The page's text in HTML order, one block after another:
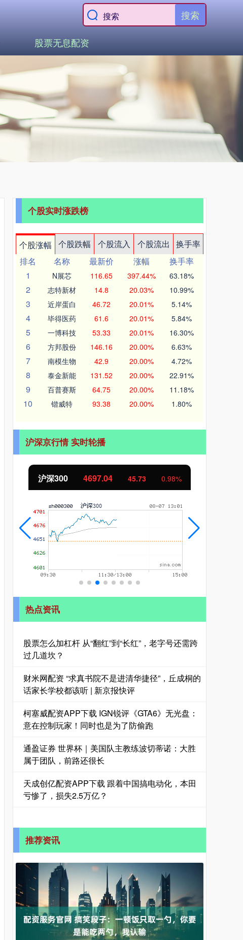
搜索
股票无息配资
个股实时涨跌榜
个股涨幅 个股跌幅 个股流入 个股流出
换手率
排名
名称 最新价 涨幅
换手率
1
N展芯 116.65 397.44% 63.18%
2 志特新材 14.8 20.03% 10.99%
3 近岸蛋白 46.72 20.01% 5.14%
4 毕得医药 61.6 20.01% 5.84%
5 一博科技 53.33 20.01% 16.30%
6 方邦股份 146.16 20.00% 6.63%
7 南模生物 42.9 20.00% 4.72%
8 泰金新能 131.52 20.00% 22.91%
9 百普赛斯 64.75 20.00% 11.18%
10 锴威特 93.38 20.00% 1.80%
沪深京行情 实时轮播
北证50 1130.83 7.96 0.71%
热点资讯
股票怎么加杠杆 从“翻红”到“长红”，老字号还需跨
过几道坎？
财米网配资 “求真书院不是进清华捷径”，丘成桐的
话家长学校都该听 | 新京报快评
柯塞威配资APP下载 IGN锐评《GTA6》无光盘：
意在控制玩家！同时也是为了防偷跑
通盈证券 世界杯｜美国队主教练波切蒂诺：大胜
属于团队，前路还很长
天成创亿配资APP下载 跟着中国搞电动化，本田
亏惨了，损失2.5万亿？
推荐资讯